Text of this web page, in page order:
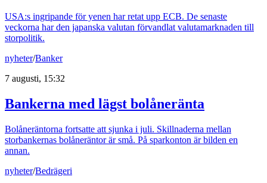
USA:s ingripande för yenen har retat upp ECB. De senaste
veckorna har den japanska valutan förvandlat valutamarknaden till
storpolitik.
nyheter/Banker
7 augusti, 15:32
Bankerna med lägst bolåneränta
Bolåneräntorna fortsatte att sjunka i juli. Skillnaderna mellan
storbankernas bolåneräntor är små. På sparkonton är bilden en
annan.
nyheter/Bedrägeri